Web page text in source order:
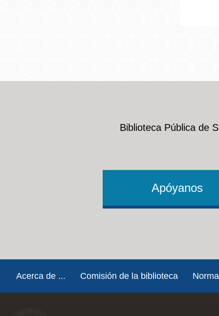
Biblioteca Pública de
Apóyanos
Footer
Acerca de ... Comisión de la biblioteca